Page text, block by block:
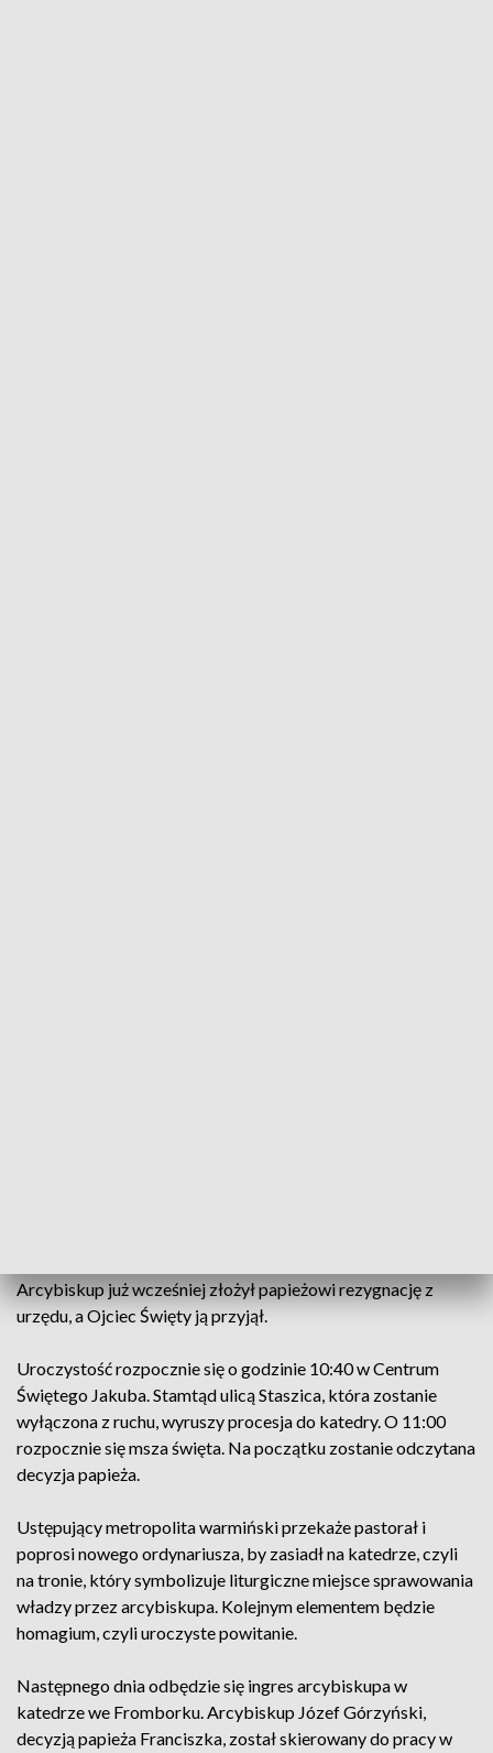
Arcybiskup już wcześniej złożył papieżowi rezygnację z
urzędu, a Ojciec Święty ją przyjął.
Uroczystość rozpocznie się o godzinie 10:40 w Centrum
Świętego Jakuba. Stamtąd ulicą Staszica, która zostanie
wyłączona z ruchu, wyruszy procesja do katedry. O 11:00
rozpocznie się msza święta. Na początku zostanie odczytana
decyzja papieża.
Ustępujący metropolita warmiński przekaże pastorał i
poprosi nowego ordynariusza, by zasiadł na katedrze, czyli
na tronie, który symbolizuje liturgiczne miejsce sprawowania
władzy przez arcybiskupa. Kolejnym elementem będzie
homagium, czyli uroczyste powitanie.
Następnego dnia odbędzie się ingres arcybiskupa w
katedrze we Fromborku. Arcybiskup Józef Górzyński,
decyzją papieża Franciszka, został skierowany do pracy w